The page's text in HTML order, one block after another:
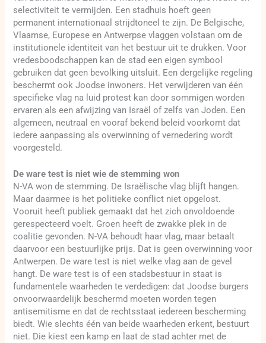
selectiviteit te vermijden. Een stadhuis hoeft geen
permanent internationaal strijdtoneel te zijn. De Belgische,
Vlaamse, Europese en Antwerpse vlaggen volstaan om de
institutionele identiteit van het bestuur uit te drukken. Voor
vredesboodschappen kan de stad een eigen symbool
gebruiken dat geen bevolking uitsluit. Een dergelijke regeling
beschermt ook Joodse inwoners. Het verwijderen van één
specifieke vlag na luid protest kan door sommigen worden
ervaren als een afwijzing van Israël of zelfs van Joden. Een
algemeen, neutraal en vooraf bekend beleid voorkomt dat
iedere aanpassing als overwinning of vernedering wordt
voorgesteld.
De ware test is niet wie de stemming won
N-VA won de stemming. De Israëlische vlag blijft hangen.
Maar daarmee is het politieke conflict niet opgelost.
Vooruit heeft publiek gemaakt dat het zich onvoldoende
gerespecteerd voelt. Groen heeft de zwakke plek in de
coalitie gevonden. N-VA behoudt haar vlag, maar betaalt
daarvoor een bestuurlijke prijs. Dat is geen overwinning voor
Antwerpen. De ware test is niet welke vlag aan de gevel
hangt. De ware test is of een stadsbestuur in staat is
fundamentele waarheden te verdedigen: dat Joodse burgers
onvoorwaardelijk beschermd moeten worden tegen
antisemitisme en dat de rechtsstaat iedereen bescherming
biedt. Wie slechts één van beide waarheden erkent, bestuurt
niet. Die kiest een kamp en laat de stad achter met de